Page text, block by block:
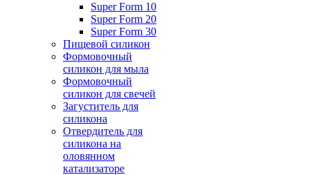
Super Form 10
Super Form 20
Super Form 30
Пищевой силикон
Формовочный
силикон для мыла
Формовочный
силикон для свечей
Загуститель для
силикона
Отвердитель для
силикона на
оловянном
катализаторе